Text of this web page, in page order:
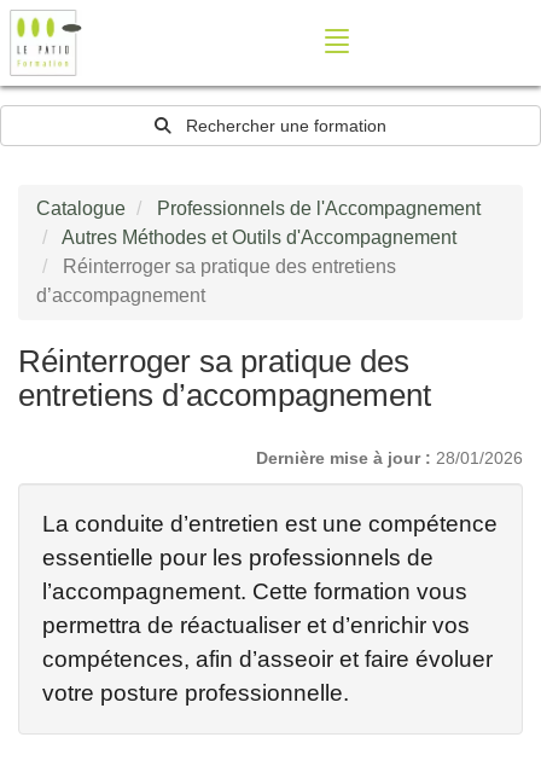
Rechercher une formation
Catalogue
Professionnels de l'Accompagnement
Autres Méthodes et Outils d'Accompagnement
Réinterroger sa pratique des entretiens
d’accompagnement
Réinterroger sa pratique des
entretiens d’accompagnement
Dernière mise à jour : 28/01/2026
La conduite d’entretien est une compétence
essentielle pour les professionnels de
l’accompagnement. Cette formation vous
permettra de réactualiser et d’enrichir vos
compétences, afin d’asseoir et faire évoluer
votre posture professionnelle.